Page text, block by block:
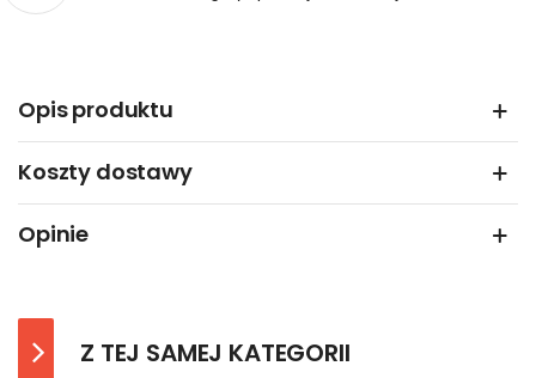
Opis produktu
Koszty dostawy
Opinie
Z TEJ SAMEJ KATEGORII